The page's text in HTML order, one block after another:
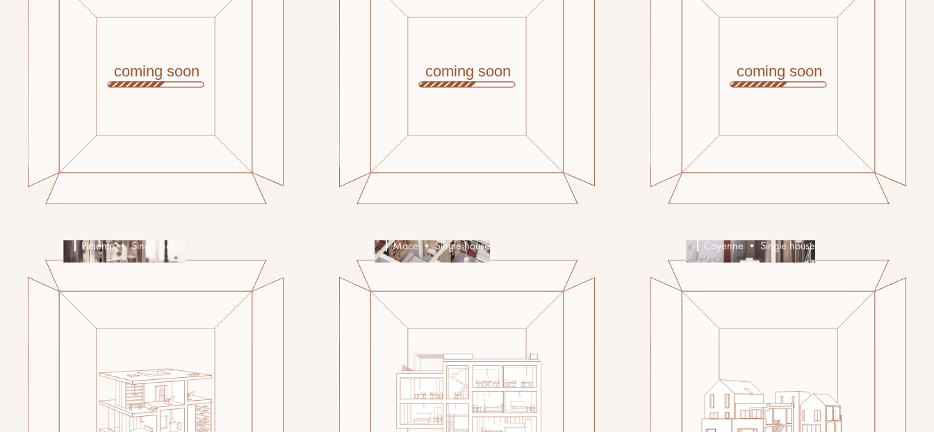
Pimento • Single house Mace • Single house Cayenne • Single house